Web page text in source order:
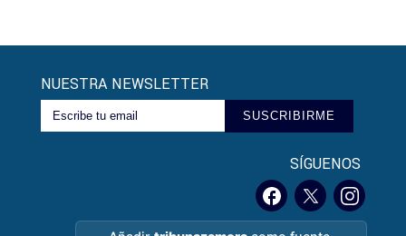
NUESTRA NEWSLETTER
SUSCRIBIRME
SÍGUENOS